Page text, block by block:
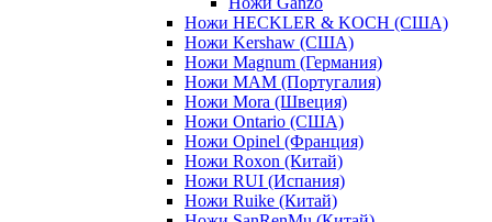
Ножи HECKLER & KOCH (США)
Ножи Kershaw (США)
Ножи Magnum (Германия)
Ножи MAM (Португалия)
Ножи Mora (Швеция)
Ножи Ontario (США)
Ножи Opinel (Франция)
Ножи Roxon (Китай)
Ножи RUI (Испания)
Ножи Ruike (Китай)